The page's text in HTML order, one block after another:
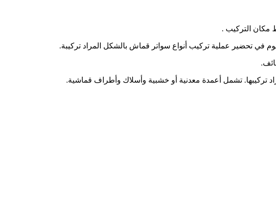
التركيب .
في تحضير عملية تركيب أنواع سواتر قماش بالشكل المراد تركيبة.
تركيبها. تشمل أعمدة معدنية أو خشبية وأسلاك وأطراف قماشية.